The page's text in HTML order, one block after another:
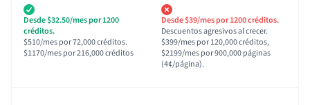
Desde $32.50/mes por 1200
créditos.
$510/mes por 72,000 créditos.
$1170/mes por 216,000 créditos
Desde $39/mes por 1200 créditos.
Descuentos agresivos al crecer.
$399/mes por 120,000 créditos,
$2199/mes por 900,000 páginas
(4¢/página).